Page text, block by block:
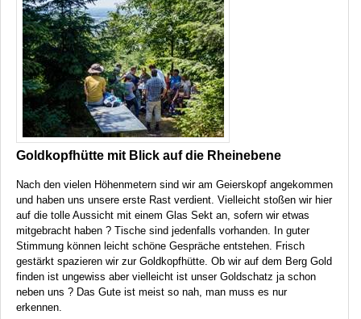
Goldkopfhütte mit Blick auf die Rheinebene
Nach den vielen Höhenmetern sind wir am Geierskopf angekommen
und haben uns unsere erste Rast verdient. Vielleicht stoßen wir hier
auf die tolle Aussicht mit einem Glas Sekt an, sofern wir etwas
mitgebracht haben ? Tische sind jedenfalls vorhanden. In guter
Stimmung können leicht schöne Gespräche entstehen. Frisch
gestärkt spazieren wir zur Goldkopfhütte. Ob wir auf dem Berg Gold
finden ist ungewiss aber vielleicht ist unser Goldschatz ja schon
neben uns ? Das Gute ist meist so nah, man muss es nur
erkennen.